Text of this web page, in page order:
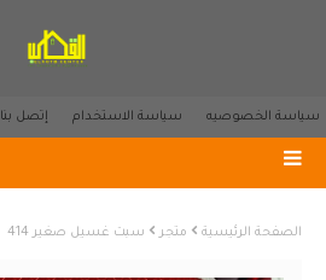
سياسة الخصوصيه سياسة الاستخدام إتصل بنا
الصفحة الرئيسية متجر سبت غسيل صغير 414